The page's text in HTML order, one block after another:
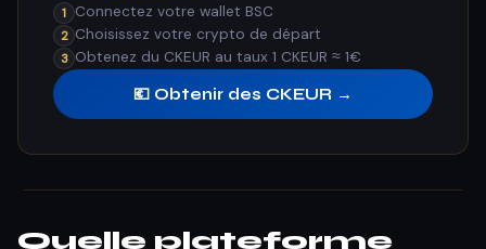
1 Connectez votre wallet BSC
2 Choisissez votre crypto de départ
3 Obtenez du CKEUR au taux 1 CKEUR ≈ 1€
💶 Obtenir des CKEUR →
Quelle plateforme